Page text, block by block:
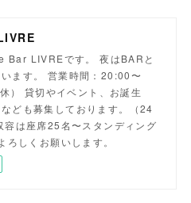
Bar LIVREです。 夜はBARと
ます。 営業時間：20:00〜
） 貸切やイベント、お誕生
ども募集しております。（24
容は座席25名〜スタンディング
ろしくお願いします。